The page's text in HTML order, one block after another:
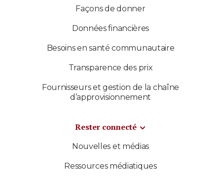
Façons de donner
Données financières
Besoins en santé communautaire
Transparence des prix
Fournisseurs et gestion de la chaîne
d’approvisionnement
Rester connecté
Nouvelles et médias
Ressources médiatiques